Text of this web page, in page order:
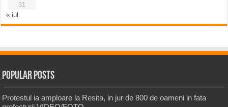
31
« iul.
Popular Posts
Protestul ia amploare la Resita, in jur de 800 de oameni in fata